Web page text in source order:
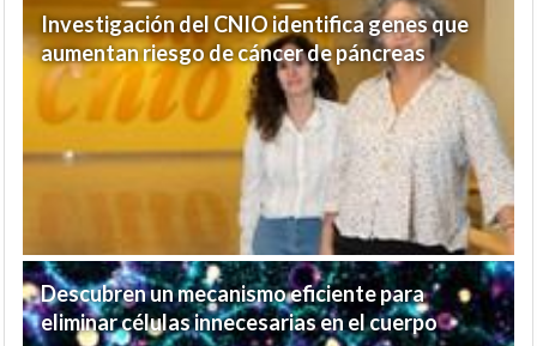
Investigación del CNIO identifica genes que
aumentan riesgo de cáncer de páncreas
Descubren un mecanismo eficiente para
eliminar células innecesarias en el cuerpo